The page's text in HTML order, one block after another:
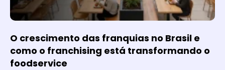
O crescimento das franquias no Brasil e
como o franchising está transformando o
foodservice